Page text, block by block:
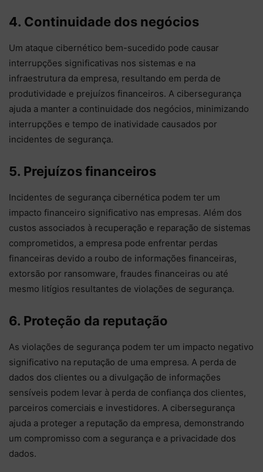
4. Continuidade dos negócios
Um ataque cibernético bem-sucedido pode causar
interrupções significativas nos sistemas e na
infraestrutura da empresa, resultando em perda de
produtividade e prejuízos financeiros. A cibersegurança
ajuda a manter a continuidade dos negócios, minimizando
interrupções e tempo de inatividade causados por
incidentes de segurança.
5. Prejuízos financeiros
Incidentes de segurança cibernética podem ter um
impacto financeiro significativo nas empresas. Além dos
custos associados à recuperação e reparação de sistemas
comprometidos, a empresa pode enfrentar perdas
financeiras devido a roubo de informações financeiras,
extorsão por ransomware, fraudes financeiras ou até
mesmo litígios resultantes de violações de segurança.
6. Proteção da reputação
As violações de segurança podem ter um impacto negativo
significativo na reputação de uma empresa. A perda de
dados dos clientes ou a divulgação de informações
sensíveis podem levar à perda de confiança dos clientes,
parceiros comerciais e investidores. A cibersegurança
ajuda a proteger a reputação da empresa, demonstrando
um compromisso com a segurança e a privacidade dos
dados.